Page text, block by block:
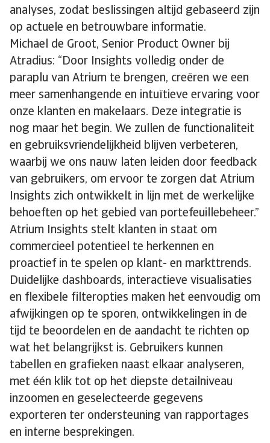
analyses, zodat beslissingen altijd gebaseerd zijn
op actuele en betrouwbare informatie.
Michael de Groot, Senior Product Owner bij
Atradius: “Door Insights volledig onder de
paraplu van Atrium te brengen, creëren we een
meer samenhangende en intuïtieve ervaring voor
onze klanten en makelaars. Deze integratie is
nog maar het begin. We zullen de functionaliteit
en gebruiksvriendelijkheid blijven verbeteren,
waarbij we ons nauw laten leiden door feedback
van gebruikers, om ervoor te zorgen dat Atrium
Insights zich ontwikkelt in lijn met de werkelijke
behoeften op het gebied van portefeuillebeheer.”
Atrium Insights stelt klanten in staat om
commercieel potentieel te herkennen en
proactief in te spelen op klant- en markttrends.
Duidelijke dashboards, interactieve visualisaties
en flexibele filteropties maken het eenvoudig om
afwijkingen op te sporen, ontwikkelingen in de
tijd te beoordelen en de aandacht te richten op
wat het belangrijkst is. Gebruikers kunnen
tabellen en grafieken naast elkaar analyseren,
met één klik tot op het diepste detailniveau
inzoomen en geselecteerde gegevens
exporteren ter ondersteuning van rapportages
en interne besprekingen.